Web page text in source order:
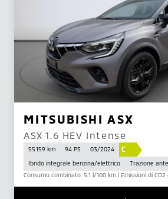
MITSUBISHI ASX
ASX 1.6 HEV Intense
55 159 km 94 PS 03/2024 C
Ibrido integrale benzina/elettrico
Trazione
Consumo combinato: 5.1 l/100 km | Emissioni di